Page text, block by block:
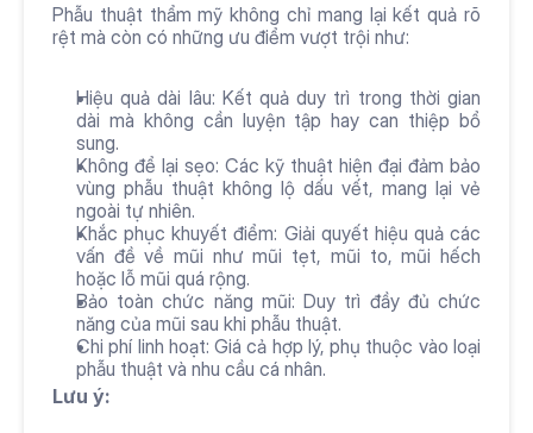
Phẫu thuật thẩm mỹ không chỉ mang lại kết quả rõ
rệt mà còn có những ưu điểm vượt trội như:
Hiệu quả dài lâu: Kết quả duy trì trong thời gian
dài mà không cần luyện tập hay can thiệp bổ
sung.
Không để lại sẹo: Các kỹ thuật hiện đại đảm bảo
vùng phẫu thuật không lộ dấu vết, mang lại vẻ
ngoài tự nhiên.
Khắc phục khuyết điểm: Giải quyết hiệu quả các
vấn đề về mũi như mũi tẹt, mũi to, mũi hếch
hoặc lỗ mũi quá rộng.
Bảo toàn chức năng mũi: Duy trì đầy đủ chức
năng của mũi sau khi phẫu thuật.
Chi phí linh hoạt: Giá cả hợp lý, phụ thuộc vào loại
phẫu thuật và nhu cầu cá nhân.
Lưu ý: